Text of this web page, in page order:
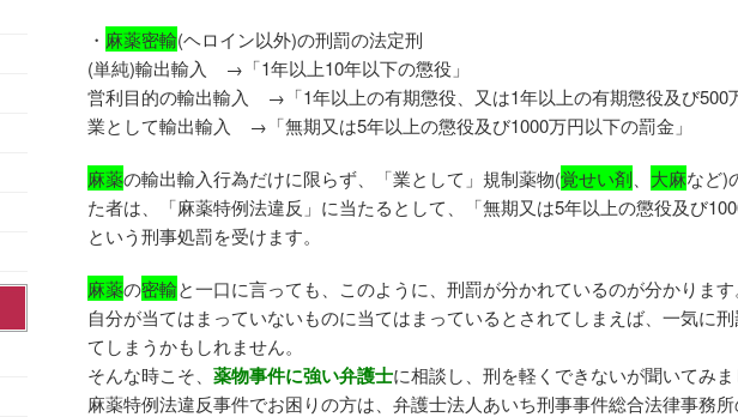
・ 麻薬密輸(ヘロイン以外)の刑罰の法定刑
(単純)輸出輸入 →「1年以上10年以下の懲役」
営利目的の輸出輸入 →「1年以上の有期懲役、又は1年以上の有期懲役及び500
業として輸出輸入 →「無期又は5年以上の懲役及び1000万円以下の罰金」
麻薬の輸出輸入行為だけに限らず、「業として」規制薬物(覚せい剤 大麻など)
た者は、「麻薬特例法違反」に当たるとして、「無期又は5年以上の懲役及び
という刑事処罰を受けます。
麻薬の密輸と一口に言っても、このように、刑罰が分かれているのが分かります
自分が当てはまっていないものに当てはまっているとされてしまえば、一気に
てしまうかもしれません。
そんな時こそ、 薬物事件に強い弁護士に相談し、刑を軽くできないが聞いてみま
麻薬特例法違反事件でお困りの方は、弁護士法人あいち刑事事件総合法律事務